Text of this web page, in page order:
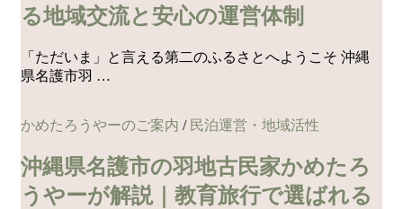
る地域交流と安心の運営体制
「ただいま」と言える第二のふるさとへようこそ 沖縄
県名護市羽 …
かめたろうやーのご案内 / 民泊運営・地域活性
沖縄県名護市の羽地古民家かめたろ
うやーが解説｜教育旅行で選ばれる